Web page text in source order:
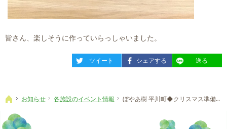
皆さん、楽しそうに作っていらっしゃいました。
entry828ツイート entry828
シェアする entry828
送る
ホーム
お知らせ 各施設のイベント情報 ぼやあ樹 平川町◆クリスマス準備の作品